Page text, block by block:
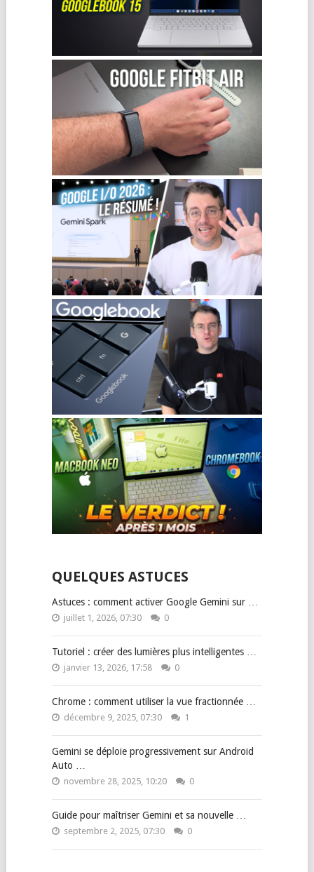
QUELQUES ASTUCES
Astuces : comment activer Google Gemini sur …
juillet 1, 2026, 07:30 0
Tutoriel : créer des lumières plus intelligentes …
janvier 13, 2026, 17:58 0
Chrome : comment utiliser la vue fractionnée …
décembre 9, 2025, 07:30 1
Gemini se déploie progressivement sur Android
Auto …
novembre 28, 2025, 10:20 0
Guide pour maîtriser Gemini et sa nouvelle …
septembre 2, 2025, 07:30 0